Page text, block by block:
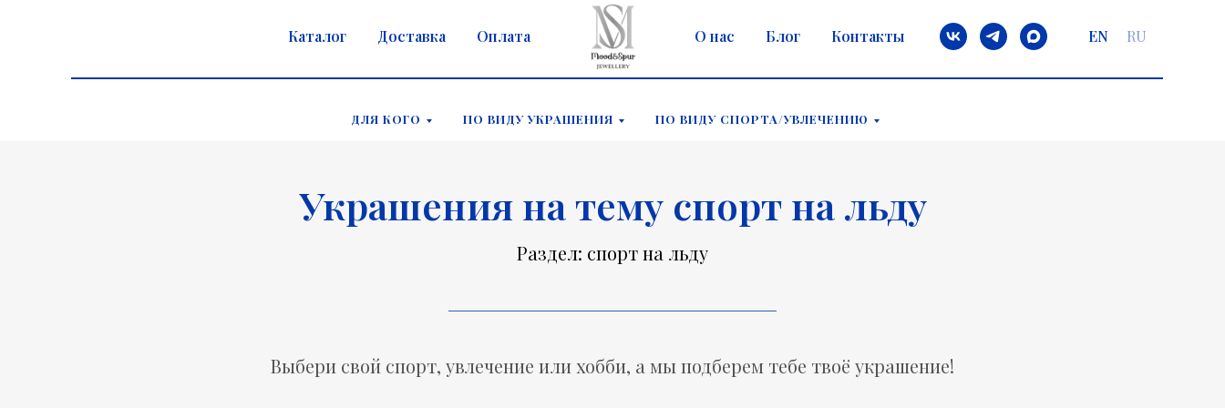
Каталог Доставка Оплата О нас Блог Контакты EN RU
ДЛЯ КОГО ПО ВИДУ УКРАШЕНИЯ ПО ВИДУ СПОРТА/УВЛЕЧЕНИЮ
Украшения на тему спорт на льду
Раздел: спорт на льду
Выбери свой спорт, увлечение или хобби, а мы подберем тебе твоё украшение!